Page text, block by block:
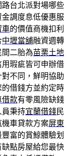
台北派對場哪些
調度息低優惠服
車的價值商機扣利
中壢當舖融資週轉
二胎為苗栗土地
瑕疵皆可申辦借
不同，鮮明協助
的借錢方並約定時
借款有零風險缺錢
員秉持宜蘭借錢民
車貸款方案屏東
富的賞鯨體驗划
點房屋給您最快